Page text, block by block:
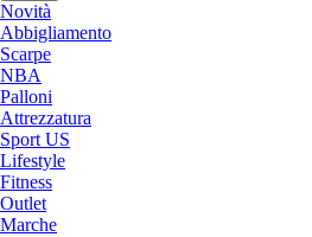
Novità
Abbigliamento
Scarpe
NBA
Palloni
Attrezzatura
Sport US
Lifestyle
Fitness
Outlet
Marche